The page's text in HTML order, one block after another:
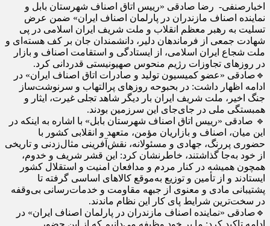
اخبارصنفی- ‍ رضا صادقی «رییس اتاق اصناف شهرستان بابل و
نماینده اصناف مازندران در پارلمان اصناف ایران» ضمن عرض
تسلیت به رهبر معظم انقلاب و ملت شریف ایران اسلامی در پی
شهادت جمعی از فرماندهان دلیر، دانشمندان جان‌ بر کف هسته‌ای و
ملت شجاع ایران اسلامی، از ایستادگی و استقامت اصناف و بازار
در روزهای تجاوزات رژیم منحوس صهیونیستی قدردانی کرد.
🔹صادقی «عضو کمیسیون تولید و صادرات اتاق اصناف ایران» در
ادامه اظهار داشت: در بحبوحه‌ روزهای پرالتهاب و سرنوشت‌ساز
جنگ اخیر، ملت شریف ایران بار دیگر شاهد تجلی غیرت، ایثار و
همبستگی ملی در جای‌جای این سرزمین بودند.
🔹 صادقی «رییس اتاق اصناف شهرستان بابل» با اشاره به اینکه در
این میان، اصناف و بازاریان مؤمن، متعهد و انقلابی کشور با
حضوری پررنگ، جهادی و مسئولانه، نقش‌آفرینی مثال‌زدنی و تاریخی
از خود به‌جا گذاشتند، خاطرنشان کرد: این قشر شریف و خدوم،
همچون همیشه در کنار مردم و مدافعان امنیت و استقلال کشور
ایستادند و از تأمین و توزیع به‌موقع کالاهای اساسی گرفته تا
پشتیبانی مادی و معنوی از جبهه مقاومت و خدمات‌رسانی بی‌وقفه
در سخت‌ترین شرایط پای کار این نظام ماندند.
🔹صادقی «نماینده اصناف مازندران در پارلمان اصناف ایران» در
ادامه تاکید کرد: ما بر خود وظیفه می‌دانیم که از این حضور